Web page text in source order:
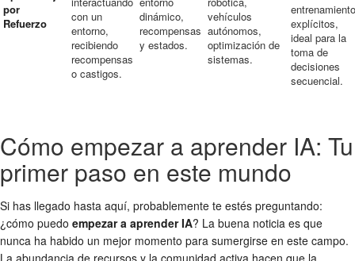
por
Refuerzo
con un
entorno,
recibiendo
recompensas
o castigos.
dinámico,
recompensas
y estados.
vehículos
autónomos,
optimización de
sistemas.
entrenamiento
explícitos,
ideal para la
toma de
decisiones
secuencial.
Cómo empezar a aprender IA: Tu
primer paso en este mundo
Si has llegado hasta aquí, probablemente te estés preguntando:
¿cómo puedo empezar a aprender IA? La buena noticia es que
nunca ha habido un mejor momento para sumergirse en este campo.
La abundancia de recursos y la comunidad activa hacen que la